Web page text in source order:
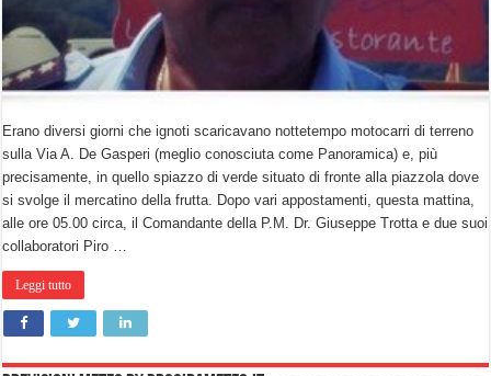
Erano diversi giorni che ignoti scaricavano nottetempo motocarri di terreno
sulla Via A. De Gasperi (meglio conosciuta come Panoramica) e, più
precisamente, in quello spiazzo di verde situato di fronte alla piazzola dove
si svolge il mercatino della frutta. Dopo vari appostamenti, questa mattina,
alle ore 05.00 circa, il Comandante della P.M. Dr. Giuseppe Trotta e due suoi
collaboratori Piro …
Leggi tutto